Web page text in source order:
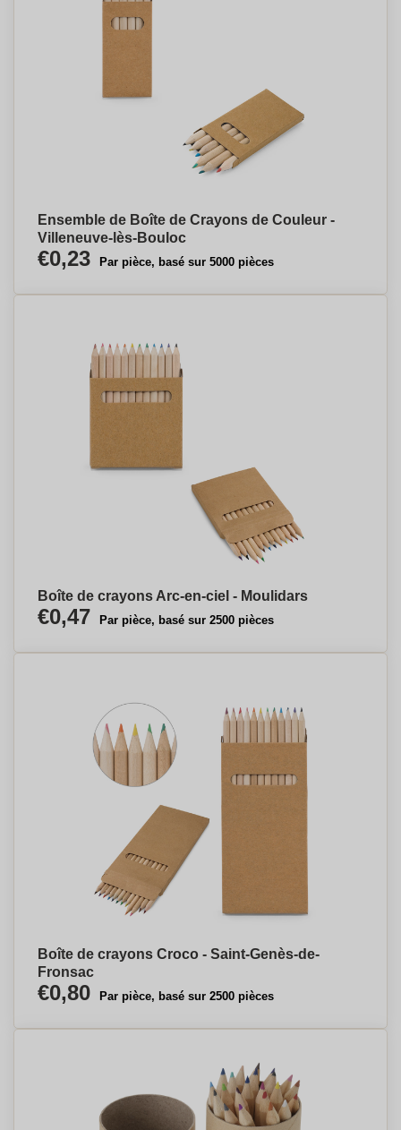
Ensemble de Boîte de Crayons de Couleur -
Villeneuve-lès-Bouloc
€0,23 Par pièce, basé sur 5000 pièces
Boîte de crayons Arc-en-ciel - Moulidars
€0,47 Par pièce, basé sur 2500 pièces
Boîte de crayons Croco - Saint-Genès-de-
Fronsac
€0,80 Par pièce, basé sur 2500 pièces